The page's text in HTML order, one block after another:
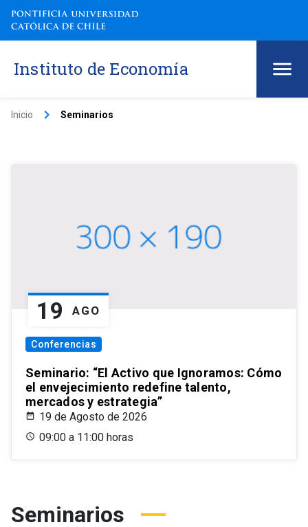
Instituto de Economía
Inicio keyboard_arrow_right Seminarios
19 AGO
Conferencias
Seminario: “El Activo que Ignoramos: Cómo
el envejecimiento redefine talento,
mercados y estrategia”
19 de Agosto de 2026
09:00 a 11:00 horas
Seminarios